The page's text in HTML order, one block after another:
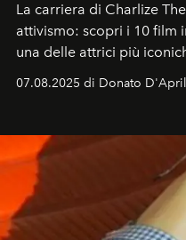
La carriera di Charlize
attivismo: scopri i 10 film
una delle attrici più
07.08.2025 di Donato